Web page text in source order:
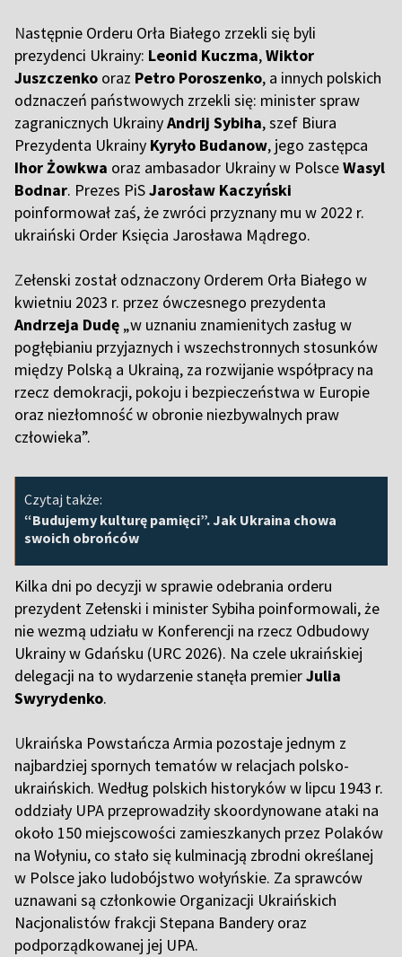
Następnie Orderu Orła Białego zrzekli się byli
prezydenci Ukrainy: Leonid Kuczma,Wiktor
Juszczenko oraz Petro Poroszenko, a innych polskich
odznaczeń państwowych zrzekli się: minister spraw
zagranicznych UkrainyAndrij Sybiha, szef Biura
Prezydenta Ukrainy Kyryło Budanow, jego zastępca
Ihor Żowkwa oraz ambasador Ukrainy w PolsceWasyl
Bodnar. Prezes PiSJarosław Kaczyński
poinformował zaś, że zwróci przyznany mu w 2022 r.
ukraiński Order Księcia Jarosława Mądrego.
Zełenski został odznaczony Orderem Orła Białego w
kwietniu 2023 r. przez ówczesnego prezydenta
Andrzeja Dudę „w uznaniu znamienitych zasług w
pogłębianiu przyjaznych i wszechstronnych stosunków
między Polską a Ukrainą, za rozwijanie współpracy na
rzecz demokracji, pokoju i bezpieczeństwa w Europie
oraz niezłomność w obronie niezbywalnych praw
człowieka”.
Czytaj także:
“Budujemy kulturę pamięci”. Jak Ukraina chowa
swoich obrońców
Kilka dni po decyzji w sprawie odebrania orderu
prezydent Zełenski i minister Sybiha poinformowali, że
nie wezmą udziału w Konferencji na rzecz Odbudowy
Ukrainy w Gdańsku (URC 2026). Na czele ukraińskiej
delegacji na to wydarzenie stanęła premierJulia
Swyrydenko.
Ukraińska Powstańcza Armia pozostaje jednym z
najbardziej spornych tematów w relacjach polsko-
ukraińskich. Według polskich historyków w lipcu 1943 r.
oddziały UPA przeprowadziły skoordynowane ataki na
około 150 miejscowości zamieszkanych przez Polaków
na Wołyniu, co stało się kulminacją zbrodni określanej
w Polsce jako ludobójstwo wołyńskie. Za sprawców
uznawani są członkowie Organizacji Ukraińskich
Nacjonalistów frakcji Stepana Bandery oraz
podporządkowanej jej UPA.